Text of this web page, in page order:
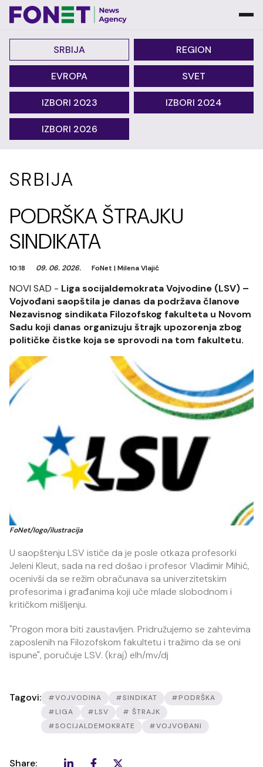
SRBIJA REGION
EVROPA SVET
IZBORI 2023 IZBORI 2024
IZBORI 2026
SRBIJA
PODRŠKA ŠTRAJKU
SINDIKATA
10:18 09. 06. 2026. FoNet |Milena Vlajić
NOVI SAD - Liga socijaldemokrata Vojvodine (LSV) –
Vojvođani saopštila je danas da podržava članove
Nezavisnog sindikata Filozofskog fakulteta u Novom
Sadu koji danas organizuju štrajk upozorenja zbog
političke čistke koja se sprovodi na tom fakultetu.
FoNet/logo/ilustracija
U saopštenju LSV ističe da je posle otkaza profesorki
Jeleni Kleut, sada na red došao i profesor Vladimir Mihić,
ocenivši da se režim obračunava sa univerzitetskim
profesorima i građanima koji uče mlade slobodnom i
kritičkom mišljenju.
"Progon mora biti zaustavljen. Pridružujemo se zahtevima
zaposlenih na Filozofskom fakultetu i tražimo da se oni
ispune", poručuje LSV. (kraj) elh/mv/dj
Tagovi: #VOJVODINA #SINDIKAT
#PODRŠKA
#LIGA
#LSV
# ŠTRAJK
#SOCIJALDEMOKRATE
#VOJVOĐANI
Share: